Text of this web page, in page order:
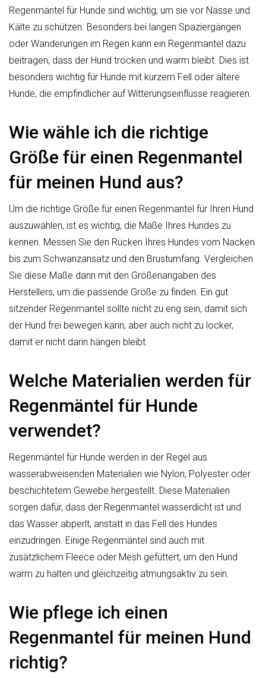
Regenmäntel für Hunde sind wichtig, um sie vor Nässe und
Kälte zu schützen. Besonders bei langen Spaziergängen
oder Wanderungen im Regen kann ein Regenmantel dazu
beitragen, dass der Hund trocken und warm bleibt. Dies ist
besonders wichtig für Hunde mit kurzem Fell oder ältere
Hunde, die empfindlicher auf Witterungseinflüsse reagieren.
Wie wähle ich die richtige
Größe für einen Regenmantel
für meinen Hund aus?
Um die richtige Größe für einen Regenmantel für Ihren Hund
auszuwählen, ist es wichtig, die Maße Ihres Hundes zu
kennen. Messen Sie den Rücken Ihres Hundes vom Nacken
bis zum Schwanzansatz und den Brustumfang. Vergleichen
Sie diese Maße dann mit den Größenangaben des
Herstellers, um die passende Größe zu finden. Ein gut
sitzender Regenmantel sollte nicht zu eng sein, damit sich
der Hund frei bewegen kann, aber auch nicht zu locker,
damit er nicht darin hängen bleibt.
Welche Materialien werden für
Regenmäntel für Hunde
verwendet?
Regenmäntel für Hunde werden in der Regel aus
wasserabweisenden Materialien wie Nylon, Polyester oder
beschichtetem Gewebe hergestellt. Diese Materialien
sorgen dafür, dass der Regenmantel wasserdicht ist und
das Wasser abperlt, anstatt in das Fell des Hundes
einzudringen. Einige Regenmäntel sind auch mit
zusätzlichem Fleece oder Mesh gefüttert, um den Hund
warm zu halten und gleichzeitig atmungsaktiv zu sein.
Wie pflege ich einen
Regenmantel für meinen Hund
richtig?